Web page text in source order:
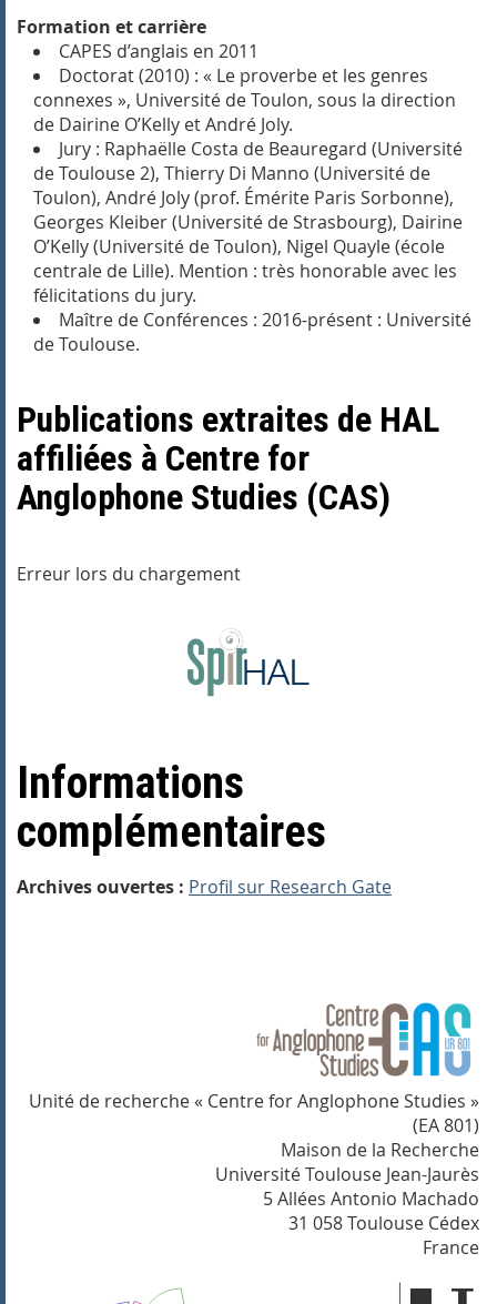
Formation et carrière
CAPES d’anglais en 2011
Doctorat (2010) : « Le proverbe et les genres
connexes », Université de Toulon, sous la direction
de Dairine O’Kelly et André Joly.
Jury : Raphaëlle Costa de Beauregard (Université
de Toulouse 2), Thierry Di Manno (Université de
Toulon), André Joly (prof. Émérite Paris Sorbonne),
Georges Kleiber (Université de Strasbourg), Dairine
O’Kelly (Université de Toulon), Nigel Quayle (école
centrale de Lille). Mention : très honorable avec les
félicitations du jury.
Maître de Conférences : 2016-présent : Université
de Toulouse.
Publications extraites de HAL
affiliées à Centre for
Anglophone Studies (CAS)
Erreur lors du chargement
Informations
complémentaires
Archives ouvertes : Profil sur Research Gate
Unité de recherche « Centre for Anglophone Studies »
(EA 801)
Maison de la Recherche
Université Toulouse Jean-Jaurès
5 Allées Antonio Machado
31 058 Toulouse Cédex
France